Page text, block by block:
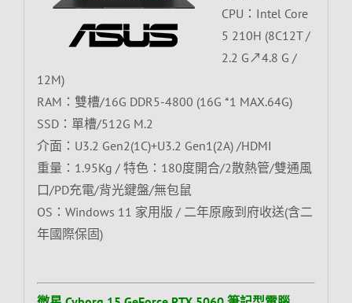
CPU：Intel Core
5 210H (8C12T /
2.2 G↗4.8 G /
12M)
RAM：雙槽/16G DDR5-4800 (16G *1 MAX.64G)
SSD：單槽/512G M.2
介面：U3.2 Gen2(1C)+U3.2 Gen1(2A) /HDMI
重量：1.95Kg / 特色：180度開合/2散熱管/雙通風
口/PD充電/背光鍵盤/無包鼠
OS：Windows 11 家用版 / 二年原廠到府收送(含二
年國際保固)